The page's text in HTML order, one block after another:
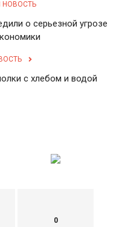
о серьезной угрозе
с хлебом и водой
0